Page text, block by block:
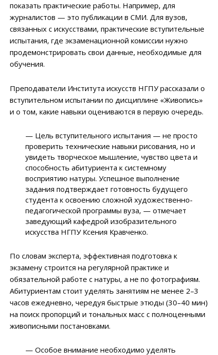
показать практические работы. Например, для
журналистов — это публикации в СМИ. Для вузов,
связанных с искусствами, практические вступительные
испытания, где экзаменационной комиссии нужно
продемонстрировать свои данные, необходимые для
обучения.
Преподаватели Института искусств НГПУ рассказали о
вступительном испытании по дисциплине «Живопись»
и о том, какие навыки оцениваются в первую очередь.
— Цель вступительного испытания — не просто
проверить технические навыки рисования, но и
увидеть творческое мышление, чувство цвета и
способность абитуриента к системному
восприятию натуры. Успешное выполнение
задания подтверждает готовность будущего
студента к освоению сложной художественно-
педагогической программы вуза, — отмечает
заведующий кафедрой изобразительного
искусства НГПУ Ксения Кравченко.
По словам эксперта, эффективная подготовка к
экзамену строится на регулярной практике и
обязательной работе с натуры, а не по фотографиям.
Абитуриентам стоит уделять занятиям не менее 2–3
часов ежедневно, чередуя быстрые этюды (30–40 мин)
на поиск пропорций и тональных масс с полноценными
живописными постановками.
— Особое внимание необходимо уделять